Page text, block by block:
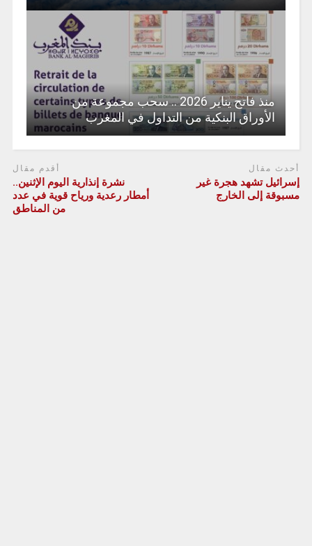
منذ فاتح يناير 2026 .. سحب مجموعة من
الأوراق البنكية من التداول في المغرب
أحدث مقال
إسرائيل تشهد هجرة غير
مسبوقة إلى الخارج
أقدم مقال
نشرة إنذارية اليوم الإثنين..
أمطار رعدية ورياح قوية في عدد
من المناطق